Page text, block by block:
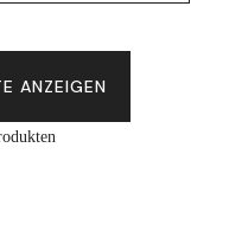
ANZEIGEN